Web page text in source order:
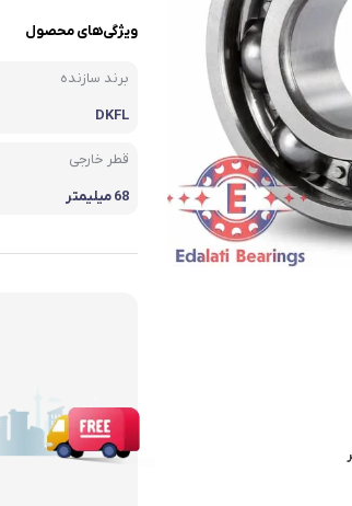
بلبرینگ شعاعی
بلبرینگ شعاعی ( UC )
بلبرینگ شعاعی کروی ( قل قلی )
ویژگی‌های محصول
برند سازنده
DKFL
قطر خارجی
68 میلیمتر